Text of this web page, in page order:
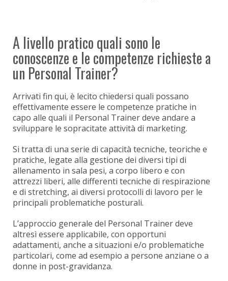
A livello pratico quali sono le
conoscenze e le competenze richieste a
un Personal Trainer?
Arrivati fin qui, è lecito chiedersi quali possano
effettivamente essere le competenze pratiche in
capo alle quali il Personal Trainer deve andare a
sviluppare le sopracitate attività di marketing.
Si tratta di una serie di capacità tecniche, teoriche e
pratiche, legate alla gestione dei diversi tipi di
allenamento in sala pesi, a corpo libero e con
attrezzi liberi, alle differenti tecniche di respirazione
e di stretching, ai diversi protocolli di lavoro per le
principali problematiche posturali.
L’approccio generale del Personal Trainer deve
altresì essere applicabile, con opportuni
adattamenti, anche a situazioni e/o problematiche
particolari, come ad esempio a persone anziane o a
donne in post-gravidanza.